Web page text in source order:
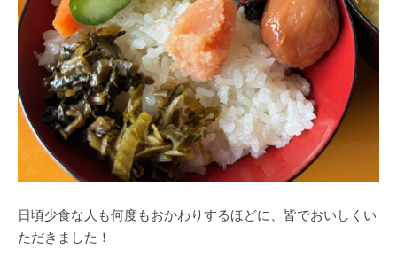
日頃少食な人も何度もおかわりするほどに、皆でおいしくい
ただきました！